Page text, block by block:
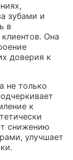
зубами и
в
Она
доверия к
не только
к
снижению
улучшает